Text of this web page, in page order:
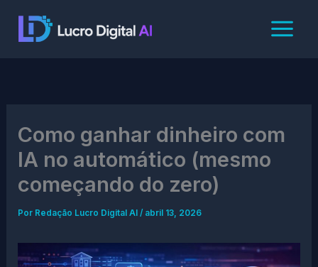
Como ganhar dinheiro com
IA no automático (mesmo
começando do zero)
Por Redação Lucro Digital AI/ abril 13, 2026